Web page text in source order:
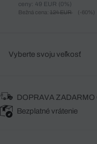
ceny: 49 EUR (0%)
Bežná cena: 124 EUR (-60%)
Vyberte svoju veľkosť
DOPRAVA ZADARMO
Bezplatné vrátenie